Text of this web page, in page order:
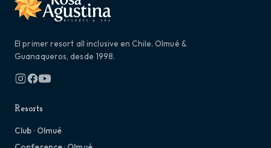
El primer resort all inclusive en Chile. Olmué &
Guanaqueros, desde 1998.
Resorts
Club · Olmué